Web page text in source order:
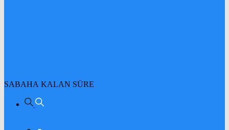
SABAHA KALAN SÜRE